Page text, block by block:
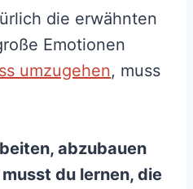
die erwähnten
Emotionen
umzugehen, muss
abzubauen
du lernen, die